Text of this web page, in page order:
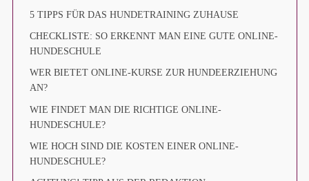
5 TIPPS FÜR DAS HUNDETRAINING ZUHAUSE
CHECKLISTE: SO ERKENNT MAN EINE GUTE ONLINE-
HUNDESCHULE
WER BIETET ONLINE-KURSE ZUR HUNDEERZIEHUNG
AN?
WIE FINDET MAN DIE RICHTIGE ONLINE-
HUNDESCHULE?
WIE HOCH SIND DIE KOSTEN EINER ONLINE-
HUNDESCHULE?